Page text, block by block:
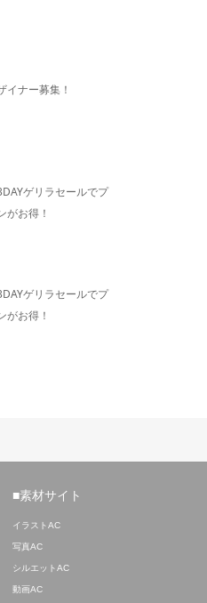
イナー募集！
ゲリラセールでプ
がお得！
ゲリラセールでプ
がお得！
■素材サイト
イラストAC
写真AC
シルエットAC
動画AC